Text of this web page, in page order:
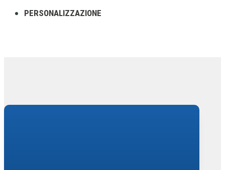
PERSONALIZZAZIONE